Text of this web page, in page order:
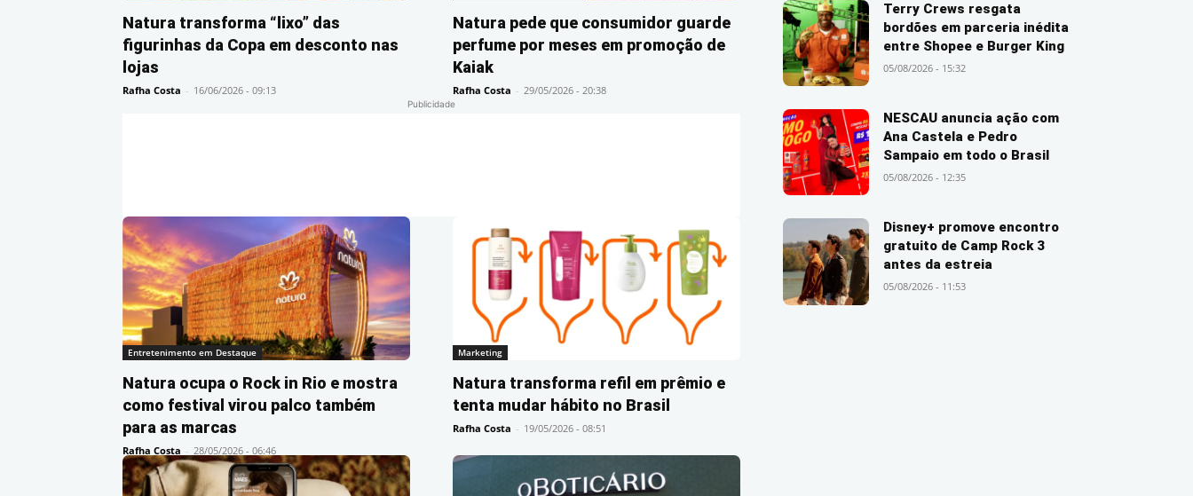
Natura transforma “lixo” das
figurinhas da Copa em desconto nas
lojas
Rafha Costa - 16/06/2026 - 09:13
Natura pede que consumidor guarde
perfume por meses em promoção de
Kaiak
Rafha Costa - 29/05/2026 - 20:38
Publicidade
Entretenimento em Destaque
Natura ocupa o Rock in Rio e mostra
como festival virou palco também
para as marcas
Rafha Costa - 28/05/2026 - 06:46
Marketing
Natura transforma refil em prêmio e
tenta mudar hábito no Brasil
Rafha Costa - 19/05/2026 - 08:51
Terry Crews resgata
bordões em parceria inédita
entre Shopee e Burger King
05/08/2026 - 15:32
NESCAU anuncia ação com
Ana Castela e Pedro
Sampaio em todo o Brasil
05/08/2026 - 12:35
Disney+ promove encontro
gratuito de Camp Rock 3
antes da estreia
05/08/2026 - 11:53